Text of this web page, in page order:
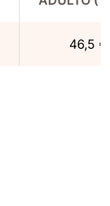
46,5 €